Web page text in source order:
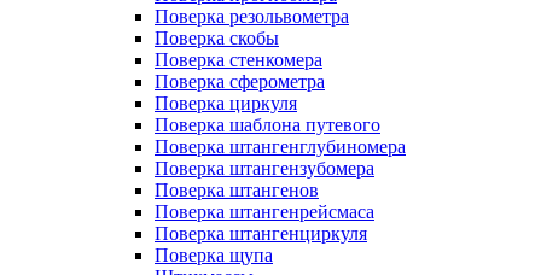
Поверка резольвометра
Поверка скобы
Поверка стенкомера
Поверка сферометра
Поверка циркуля
Поверка шаблона путевого
Поверка штангенглубиномера
Поверка штангензубомера
Поверка штангенов
Поверка штангенрейсмаса
Поверка штангенциркуля
Поверка щупа